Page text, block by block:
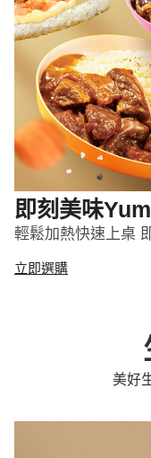
即刻美味
輕鬆加熱快速上桌
立即選購
美好